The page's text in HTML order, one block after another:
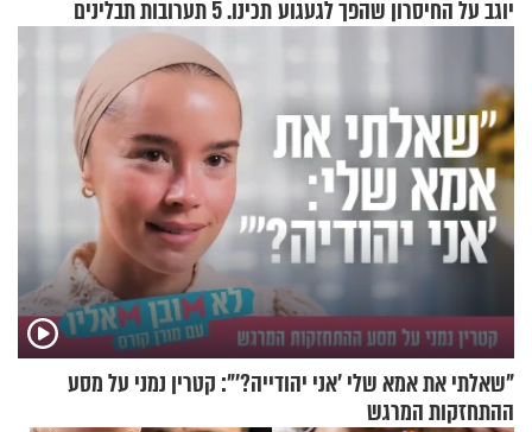
יוגב על החיסרון שהפך לגעגוע
תכינו. 5 תערובות תבלינים
שמתאימות להכל
"שאלתי את אמא שלי 'אני יהודייה?'": קטרין נמני על מסע
ההתחזקות המרגש